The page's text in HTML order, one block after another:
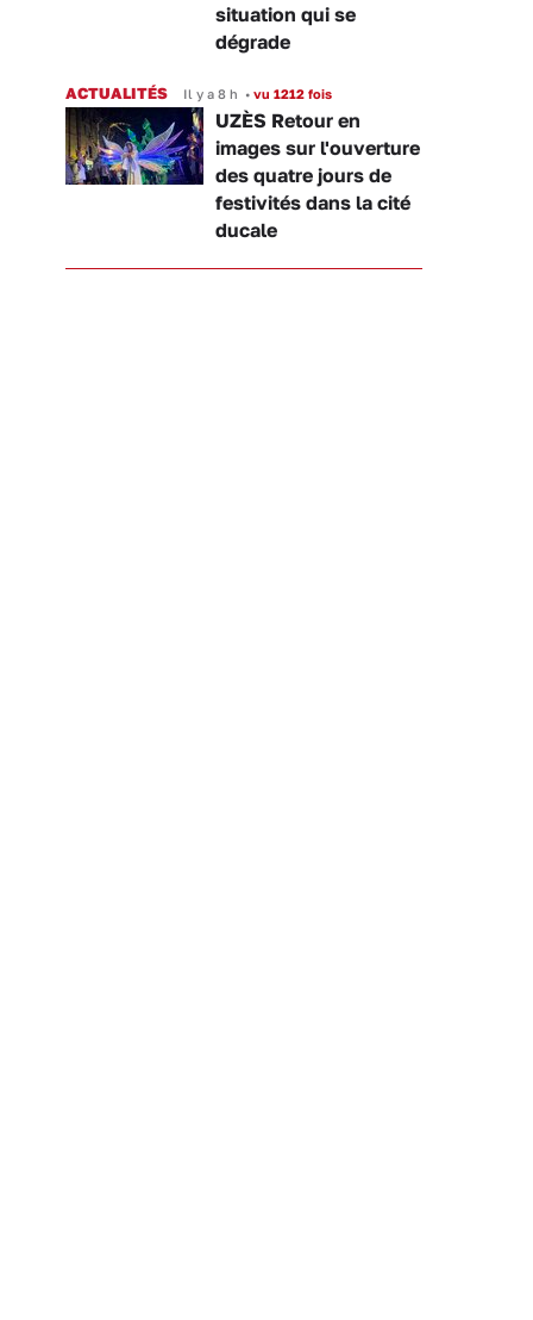
situation qui se
dégrade
ACTUALITÉS Il y a 8 h • vu 1212 fois
UZÈS Retour en
images sur l'ouverture
des quatre jours de
festivités dans la cité
ducale